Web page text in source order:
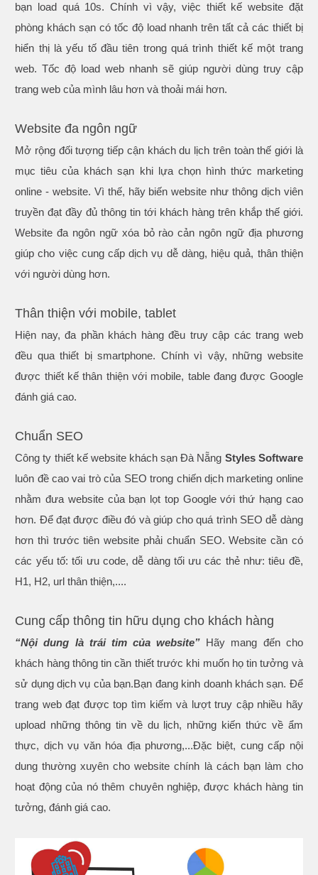
bạn load quá 10s. Chính vì vậy, việc thiết kế website đặt
phòng khách sạn có tốc độ load nhanh trên tất cả các thiết bị
hiển thị là yếu tố đầu tiên trong quá trình thiết kế một trang
web. Tốc độ load web nhanh sẽ giúp người dùng truy cập
trang web của mình lâu hơn và thoải mái hơn.
Website đa ngôn ngữ
Mở rộng đối tượng tiếp cận khách du lịch trên toàn thế giới là
mục tiêu của khách sạn khi lựa chọn hình thức marketing
online - website. Vì thế, hãy biến website như thông dịch viên
truyền đạt đầy đủ thông tin tới khách hàng trên khắp thế giới.
Website đa ngôn ngữ xóa bỏ rào cản ngôn ngữ địa phương
giúp cho việc cung cấp dịch vụ dễ dàng, hiệu quả, thân thiện
với người dùng hơn.
Thân thiện với mobile, tablet
Hiện nay, đa phần khách hàng đều truy cập các trang web
đều qua thiết bị smartphone. Chính vì vậy, những website
được thiết kế thân thiện với mobile, table đang được Google
đánh giá cao.
Chuẩn SEO
Công ty thiết kế website khách sạn Đà Nẵng Styles Software
luôn đề cao vai trò của SEO trong chiến dịch marketing online
nhằm đưa website của bạn lọt top Google với thứ hạng cao
hơn. Để đạt được điều đó và giúp cho quá trình SEO dễ dàng
hơn thì trước tiên website phải chuẩn SEO. Website cần có
các yếu tố: tối ưu code, dễ dàng tối ưu các thẻ như: tiêu đề,
H1, H2, url thân thiện,....
Cung cấp thông tin hữu dụng cho khách hàng
“Nội dung là trái tim của website” Hãy mang đến cho
khách hàng thông tin cần thiết trước khi muốn họ tin tưởng và
sử dụng dịch vụ của bạn.Bạn đang kinh doanh khách sạn. Để
trang web đạt được top tìm kiếm và lượt truy cập nhiều hãy
upload những thông tin về du lịch, những kiến thức về ẩm
thực, dịch vụ văn hóa địa phương,...Đặc biệt, cung cấp nội
dung thường xuyên cho website chính là cách bạn làm cho
hoạt động của nó thêm chuyên nghiệp, được khách hàng tin
tưởng, đánh giá cao.